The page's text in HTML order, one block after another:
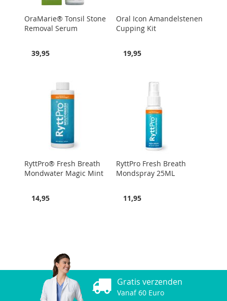
OraMarie® Tonsil Stone
Removal Serum
39,95
Oral Icon Amandelstenen
Cupping Kit
19,95
RyttPro® Fresh Breath
Mondwater Magic Mint
14,95
RyttPro Fresh Breath
Mondspray 25ML
11,95
Gratis verzenden
Vanaf 60 Euro